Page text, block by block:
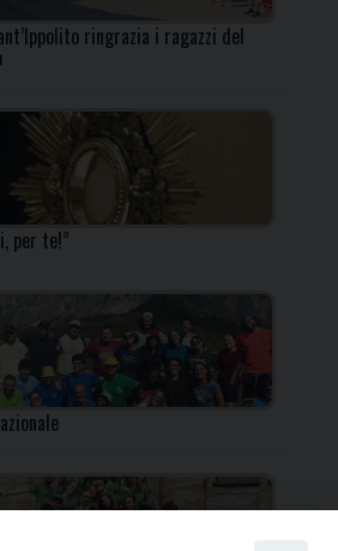
ringrazia i ragazzi del
per te!”